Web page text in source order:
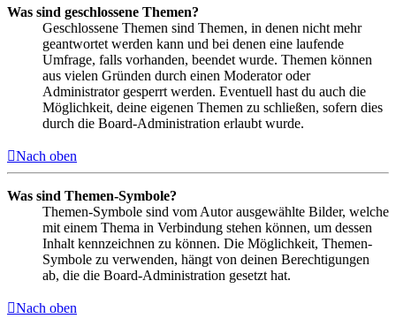
Was sind geschlossene Themen?
Geschlossene Themen sind Themen, in denen nicht mehr
geantwortet werden kann und bei denen eine laufende
Umfrage, falls vorhanden, beendet wurde. Themen können
aus vielen Gründen durch einen Moderator oder
Administrator gesperrt werden. Eventuell hast du auch die
Möglichkeit, deine eigenen Themen zu schließen, sofern dies
durch die Board-Administration erlaubt wurde.
Nach oben
Was sind Themen-Symbole?
Themen-Symbole sind vom Autor ausgewählte Bilder, welche
mit einem Thema in Verbindung stehen können, um dessen
Inhalt kennzeichnen zu können. Die Möglichkeit, Themen-
Symbole zu verwenden, hängt von deinen Berechtigungen
ab, die die Board-Administration gesetzt hat.
Nach oben